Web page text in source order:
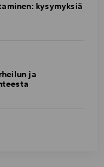
kysymyksiä
ja